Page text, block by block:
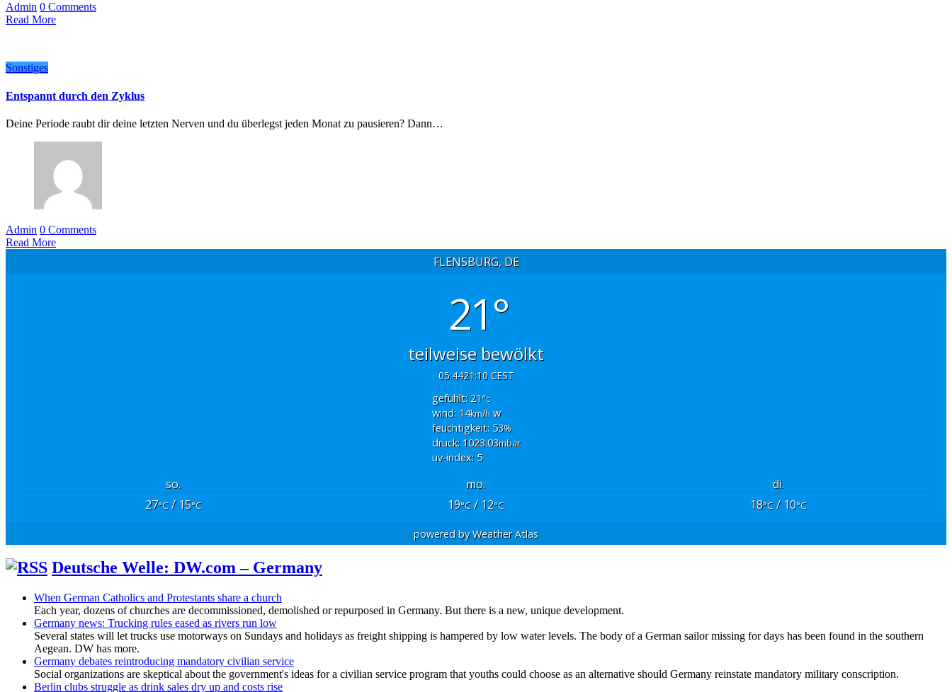
Admin 0 Comments
Read More
Sonstiges
Entspannt durch den Zyklus
Deine Periode raubt dir deine letzten Nerven und du überlegst jeden Monat zu pausieren? Dann…
Admin 0 Comments
Read More
FLENSBURG, DE
21°
teilweise bewölkt
05:4421:10 CEST
gefühlt: 21°c
wind: 14km/hw
feuchtigkeit: 53%
druck: 1023.03mbar
uv-index: 5
so. mo.
di.
27°C/ 15°C 19°C/ 12°C 18°C/ 10°C
powered byWeather Atlas
Deutsche Welle: DW.com – Germany
When German Catholics and Protestants share a church
Each year, dozens of churches are decommissioned, demolished or repurposed in Germany. But there is a new, unique development.
Germany news: Trucking rules eased as rivers run low
Several states will let trucks use motorways on Sundays and holidays as freight shipping is hampered by low water levels. The body of a German sailor missing for days has been found in the southern
Aegean. DW has more.
Germany debates reintroducing mandatory civilian service
Social organizations are skeptical about the government's ideas for a civilian service program that youths could choose as an alternative should Germany reinstate mandatory military conscription.
Berlin clubs struggle as drink sales dry up and costs rise